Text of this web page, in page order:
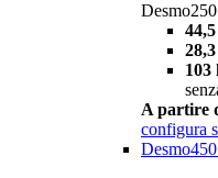
103
A partire
configura